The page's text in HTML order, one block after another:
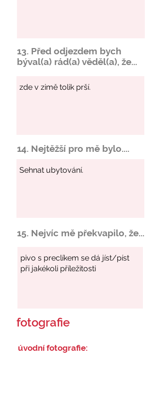
13. Před odjezdem bych
býval(a) rád(a) věděl(a), že...
14. Nejtěžší pro mě bylo....
15. Nejvíc mě překvapilo, že...
fotografie
úvodní fotografie: